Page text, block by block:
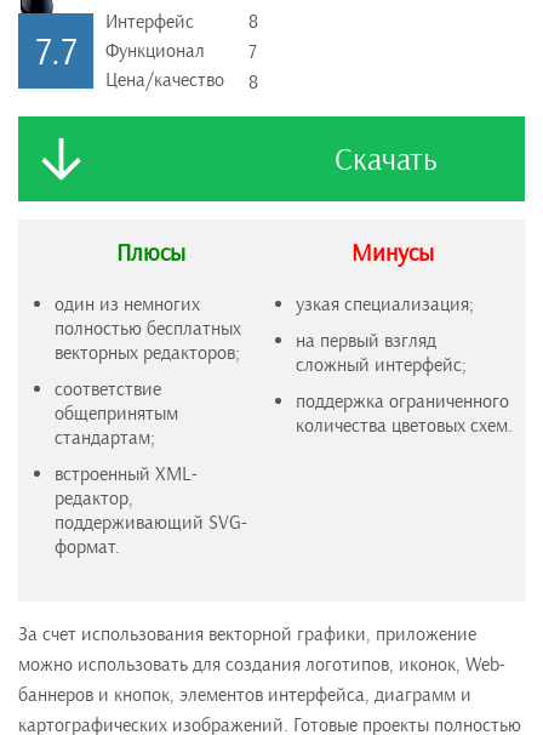
7.7
Интерфейс
Функционал
Цена/качество
8
7
8
Скачать
Плюсы
один из немногих
полностью бесплатных
векторных редакторов;
соответствие
общепринятым
стандартам;
встроенный XML-
редактор,
поддерживающий SVG-
формат.
Минусы
узкая специализация;
на первый взгляд
сложный интерфейс;
поддержка ограниченного
количества цветовых схем.
За счет использования векторной графики, приложение
можно использовать для создания логотипов, иконок, Web-
баннеров и кнопок, элементов интерфейса, диаграмм и
картографических изображений. Готовые проекты полностью